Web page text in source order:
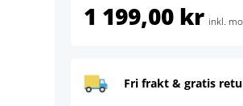
1 199,00 kr inkl.
Fri frakt & gratis